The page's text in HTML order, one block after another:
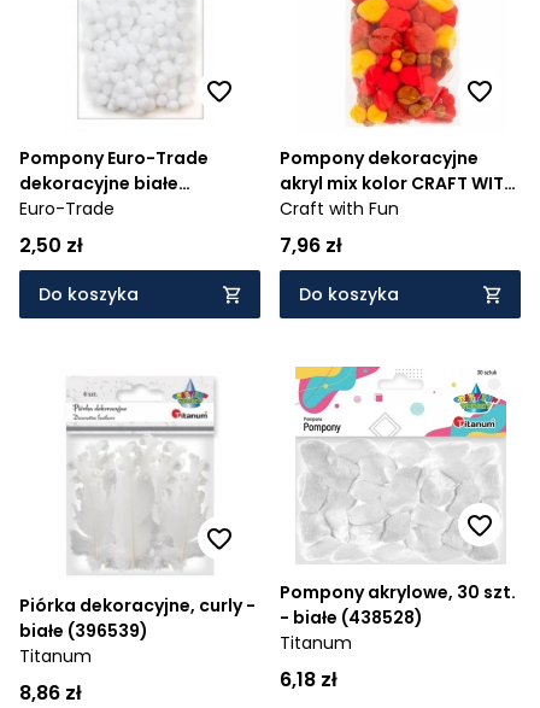
Pompony Euro-Trade
dekoracyjne białe
pompony 120szt. 1cm
(463921)
Euro-Trade
2,50 zł
Do koszyka
Pompony dekoracyjne
akryl mix kolor CRAFT WITH
FUN (441431)
Craft with Fun
7,96 zł
Do koszyka
Piórka dekoracyjne, curly -
białe (396539)
Titanum
8,86 zł
Pompony akrylowe, 30 szt.
- białe (438528)
Titanum
6,18 zł